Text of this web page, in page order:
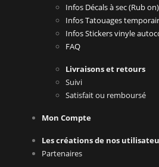
Infos Décals à sec (Rub on)
Infos Tatouages
Infos Stickers vinyle
FAQ
Livraisons et retours
Suivi
Satisfait ou remboursé
Mon Compte
Les créations de nos
Partenaires